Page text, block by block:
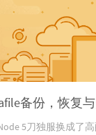
备份，恢复
5刀独服换成了